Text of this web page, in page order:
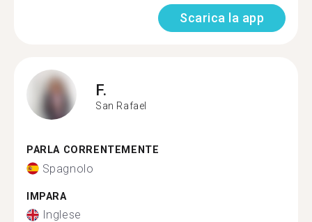
Scarica la app
F.
San Rafael
PARLA CORRENTEMENTE
Spagnolo
IMPARA
Inglese